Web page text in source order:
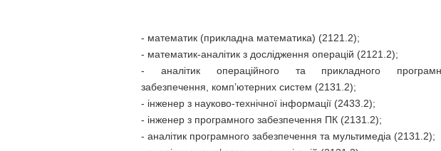
- математик (прикладна математика) (2121.2);
- математик-аналітик з дослідження операцій (2121.2);
- аналітик операційного та прикладного
забезпечення, комп’ютерних систем (2131.2);
- інженер з науково-технічної інформації (2433.2);
- інженер з програмного забезпечення ПК (2131.2);
- аналітик програмного забезпечення та мультимедіа (2131.2);